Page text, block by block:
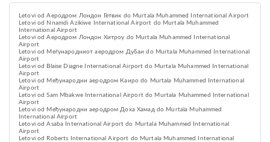
Letovi od Аеродром Лондон Гетвик do Murtala Muhammed International Airport
Letovi od Nnamdi Azikiwe International Airport do Murtala Muhammed
International Airport
Letovi od Аеродром Лондон Хитроу do Murtala Muhammed International
Airport
Letovi od Меѓународниот аеродром Дубаи do Murtala Muhammed International
Airport
Letovi od Blaise Diagne International Airport do Murtala Muhammed International
Airport
Letovi od Међународни аеродром Каиро do Murtala Muhammed International
Airport
Letovi od Sam Mbakwe International Airport do Murtala Muhammed International
Airport
Letovi od Међународни аеродром Доха Хамад do Murtala Muhammed
International Airport
Letovi od Asaba International Airport do Murtala Muhammed International
Airport
Letovi od Roberts International Airport do Murtala Muhammed International